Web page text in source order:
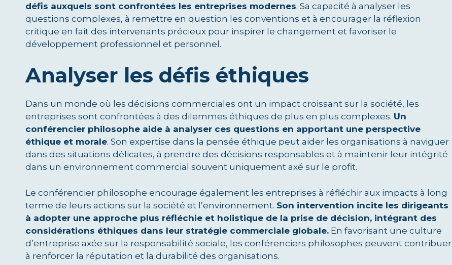
défis auxquels sont confrontées les entreprises modernes. Sa capacité à analyser les
questions complexes, à remettre en question les conventions et à encourager la réflexion
critique en fait des intervenants précieux pour inspirer le changement et favoriser le
développement professionnel et personnel.
Analyser les défis éthiques
Dans un monde où les décisions commerciales ont un impact croissant sur la société, les
entreprises sont confrontées à des dilemmes éthiques de plus en plus complexes. Un
conférencier philosophe aide à analyser ces questions en apportant une perspective
éthique et morale. Son expertise dans la pensée éthique peut aider les organisations à naviguer
dans des situations délicates, à prendre des décisions responsables et à maintenir leur intégrité
dans un environnement commercial souvent uniquement axé sur le profit.
Le conférencier philosophe encourage également les entreprises à réfléchir aux impacts à long
terme de leurs actions sur la société et l’environnement. Son intervention incite les dirigeants
à adopter une approche plus réfléchie et holistique de la prise de décision, intégrant des
considérations éthiques dans leur stratégie commerciale globale. En favorisant une culture
d’entreprise axée sur la responsabilité sociale, les conférenciers philosophes peuvent contribuer
à renforcer la réputation et la durabilité des organisations.